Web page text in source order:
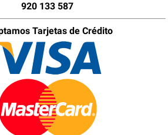
920 133 587
Tarjetas de Crédito